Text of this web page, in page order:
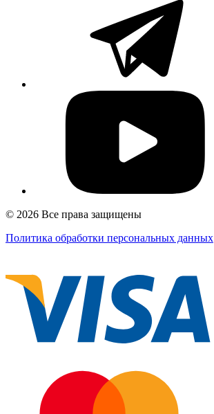
© 2026 Все права защищены
Политика обработки персональных данных